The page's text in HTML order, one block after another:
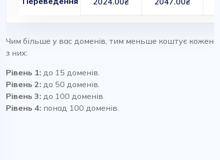
Чим більше у вас доменів, тим меньше коштує кожен
з них:
Рівень 1: до 15 доменів.
Рівень 2: до 50 доменів.
Рівень 3: до 100 доменів.
Рівень 4: понад 100 доменів.